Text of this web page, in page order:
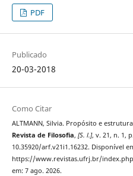
PDF
Publicado
20-03-2018
Como Citar
ALTMANN, Silvia. Propósito e
Revista de Filosofia, [S. l.], v. 21, n. 1,
10.35920/arf.v21i1.16232. Disponível
https://www.revistas.ufrj.br/
em: 7 ago. 2026.